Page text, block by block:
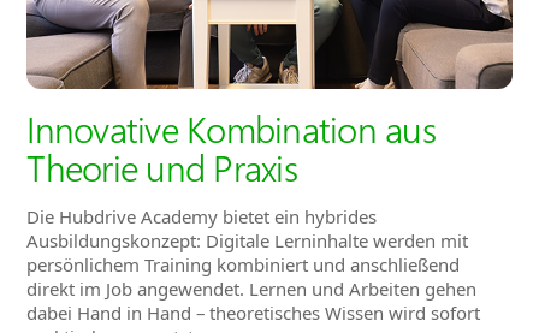
Innovative Kombination aus
Theorie und Praxis
Die Hubdrive Academy bietet ein hybrides
Ausbildungskonzept: Digitale Lerninhalte werden mit
persönlichem Training kombiniert und anschließend
direkt im Job angewendet. Lernen und Arbeiten gehen
dabei Hand in Hand – theoretisches Wissen wird sofort